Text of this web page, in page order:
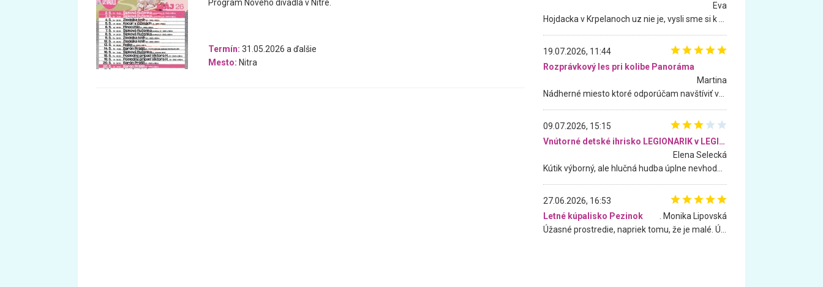
Program Nového divadla v Nitre.
Termín: 31.05.2026 a ďalšie
Mesto: Nitra
Eva
19.07.2026, 11:44
Rozprávkový les pri kolibe Panoráma
Martina
09.07.2026, 15:15
Vnútorné detské ihrisko LEGIONARIK v LEGIA Fitness
Elena Selecká
27.06.2026, 16:53
Letné kúpalisko Pezinok
. Monika Lipovská